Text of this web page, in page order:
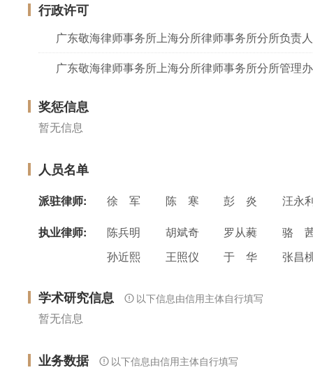
行政许可
广东敬海律师事务所上海分所律师事务所分所负责
广东敬海律师事务所上海分所律师事务所分所管理
奖惩信息
暂无信息
人员名单
派驻律师: 徐 军 陈 寒 彭 炎
汪永
执业律师:
陈兵明 胡斌奇 罗从蕤
骆
孙近熙
王照仪 于 华 张昌
学术研究信息 以下信息由信用主体自行填写
暂无信息
业务数据 以下信息由信用主体自行填写